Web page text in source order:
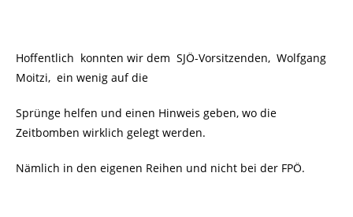
Hoffentlich konnten wir dem SJÖ-Vorsitzenden, Wolfgang
Moitzi, ein wenig auf die
Sprünge helfen und einen Hinweis geben, wo die
Zeitbomben wirklich gelegt werden.
Nämlich in den eigenen Reihen und nicht bei der FPÖ.